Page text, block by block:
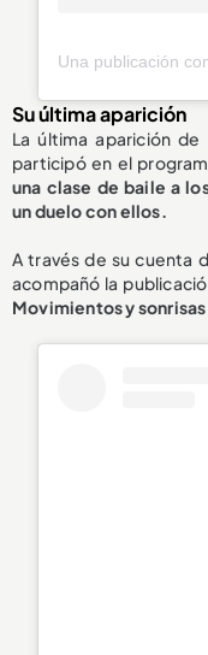
Su última aparición
La última aparición
participó en el
una clase debaile a
un duelo con ellos.
A través de su cuenta
acompañó la
Movimientos y